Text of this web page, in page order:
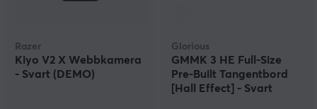
Razer
Kiyo V2 X Webb­kamera
- Svart (DEMO)
Glorious
GMMK 3 HE Full-Size
Pre-Built Tangentbord
[Hall Effect] - Svart